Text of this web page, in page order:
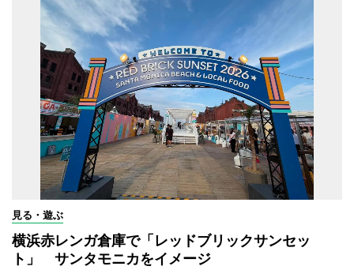
見る・遊ぶ
横浜赤レンガ倉庫で「レッドブリックサンセッ
ト」 サンタモニカをイメージ